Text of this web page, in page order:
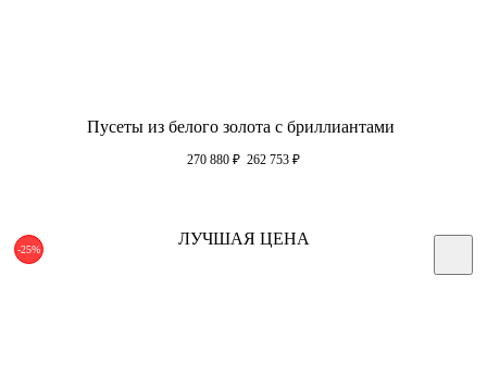
Пусеты из белого золота с бриллиантами
270 880 ₽ 262 753 ₽
-25%
ЛУЧШАЯ ЦЕНА